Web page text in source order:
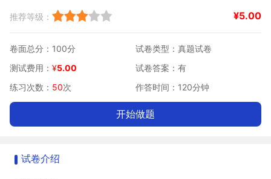
¥5.00
推荐等级：
卷面总分：100分
试卷类型：真题试卷
测试费用： ¥5.00
试卷答案：有
练习次数： 50次 作答时间：120分钟
开始做题
试卷介绍